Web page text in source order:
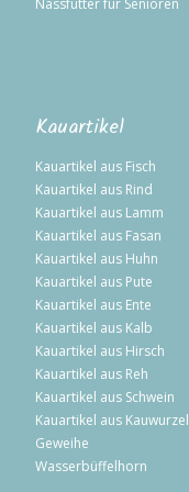
Kauartikel
Kauartikel aus Fisch
Kauartikel aus Rind
Kauartikel aus Lamm
Kauartikel aus Fasan
Kauartikel aus Huhn
Kauartikel aus Pute
Kauartikel aus Ente
Kauartikel aus Kalb
Kauartikel aus Hirsch
Kauartikel aus Reh
Kauartikel aus Schwein
Kauartikel aus Kauwurzel
Geweihe
Wasserbüffelhorn